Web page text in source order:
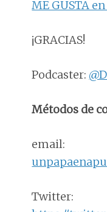
ME GUSTA
¡GRACIAS!
Podcaster:
Métodos de
email:
Twitter: